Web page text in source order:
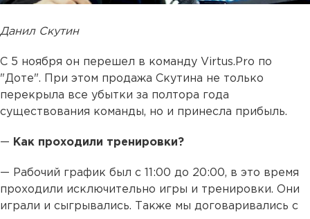
Данил Скутин
С 5 ноября он перешел в команду Virtus.Pro по
"Доте". При этом продажа Скутина не только
перекрыла все убытки за полтора года
существования команды, но и принесла прибыль.
— Как проходили тренировки?
— Рабочий график был с 11:00 до 20:00, в это время
проходили исключительно игры и тренировки. Они
играли и сыгрывались. Также мы договаривались с